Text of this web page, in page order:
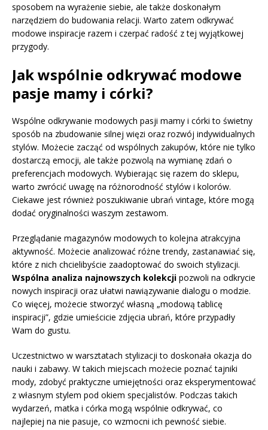
sposobem na wyrażenie siebie, ale także doskonałym
narzędziem do budowania relacji. Warto zatem odkrywać
modowe inspiracje razem i czerpać radość z tej wyjątkowej
przygody.
Jak wspólnie odkrywać modowe
pasje mamy i córki?
Wspólne odkrywanie modowych pasji mamy i córki to świetny
sposób na zbudowanie silnej więzi oraz rozwój indywidualnych
stylów. Możecie zacząć od wspólnych zakupów, które nie tylko
dostarczą emocji, ale także pozwolą na wymianę zdań o
preferencjach modowych. Wybierając się razem do sklepu,
warto zwrócić uwagę na różnorodność stylów i kolorów.
Ciekawe jest również poszukiwanie ubrań vintage, które mogą
dodać oryginalności waszym zestawom.
Przeglądanie magazynów modowych to kolejna atrakcyjna
aktywność. Możecie analizować różne trendy, zastanawiać się,
które z nich chcielibyście zaadoptować do swoich stylizacji.
Wspólna analiza najnowszych kolekcji pozwoli na odkrycie
nowych inspiracji oraz ułatwi nawiązywanie dialogu o modzie.
Co więcej, możecie stworzyć własną „modową tablicę
inspiracji”, gdzie umieścicie zdjęcia ubrań, które przypadły
Wam do gustu.
Uczestnictwo w warsztatach stylizacji to doskonała okazja do
nauki i zabawy. W takich miejscach możecie poznać tajniki
mody, zdobyć praktyczne umiejętności oraz eksperymentować
z własnym stylem pod okiem specjalistów. Podczas takich
wydarzeń, matka i córka mogą wspólnie odkrywać, co
najlepiej na nie pasuje, co wzmocni ich pewność siebie.